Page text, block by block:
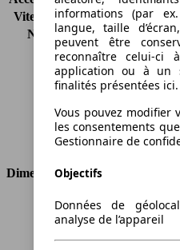
Vitesse maximale (km/h) 190
Nombre de vitesses
6
Couple
340
Cylindrée
Carburant
Diesel
Transmission
Type de traction
4
Dimensions
Longueur
Hauteur
Largeur
informations (par
langue, taille
peuvent être
reconnaître celui-ci
application ou à un
finalités présentées ici.
Vous pouvez
les consentements
Gestionnaire de
Objectifs
Données de
analyse de l’appareil